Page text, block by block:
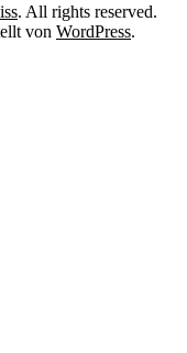
. All rights reserved.
von WordPress.